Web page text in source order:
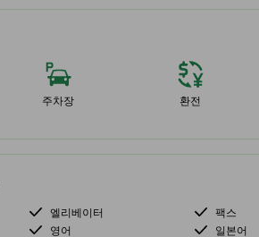
주차장 환전
엘리베이터 팩스
영어 일본어